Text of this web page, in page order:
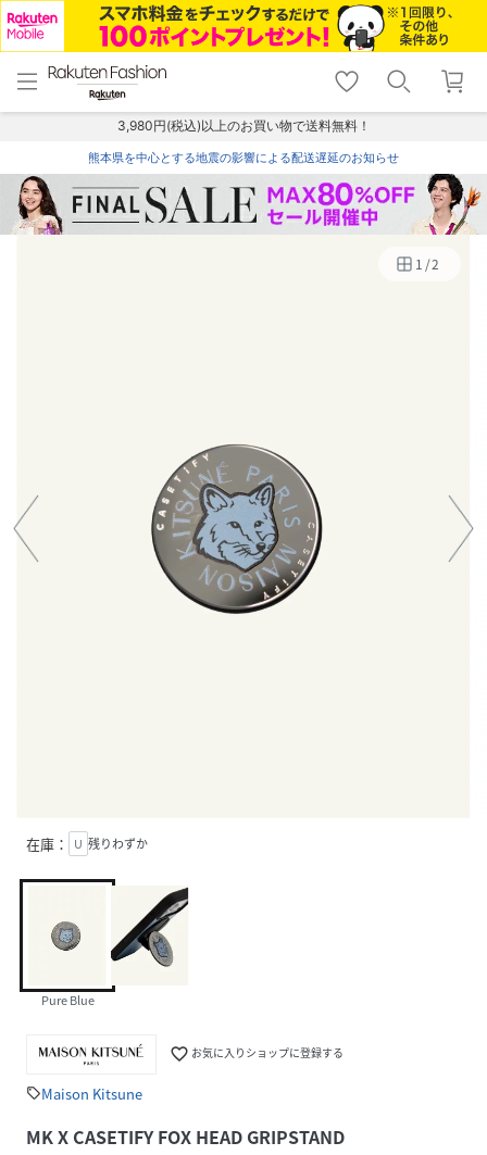
menu home
トップ
shopping_cart lock_outline
ログイン
3,980円(税込)以上のお買い物で送料無料！
熊本県を中心とする地震の影響による配送遅延のお知らせ
1 /2
在庫： U 残りわずか
Pure Blue
favorite_border お気に入りショップに登録する
sellMaison Kitsune
MK X CASETIFY FOX HEAD GRIPSTAND